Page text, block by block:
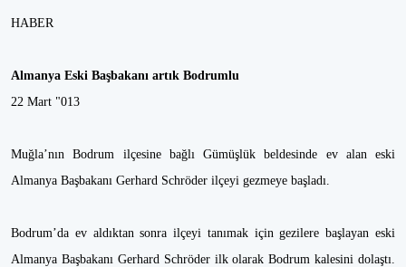
HABER
Almanya Eski Başbakanı artık Bodrumlu
22 Mart "013
Muğla’nın Bodrum ilçesine bağlı Gümüşlük beldesinde ev alan eski
Almanya Başbakanı Gerhard Schröder ilçeyi gezmeye başladı.
Bodrum’da ev aldıktan sonra ilçeyi tanımak için gezilere başlayan eski
Almanya Başbakanı Gerhard Schröder ilk olarak Bodrum kalesini dolaştı.